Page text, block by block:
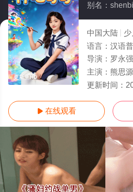
更新至HD
别名：
中国大陆
语言： 汉语
导演： 罗永强
主演： 熊思
更新时间：
 在线观看